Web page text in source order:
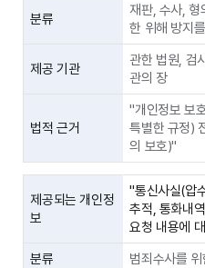
분류
재판, 수사, 형
한 위해 방지
제공 기관
관한 법원, 검
관의 장
법적 근거
"개인정보 보
특별한 규정)
의 보호)"
제공되는 개인정
보
"통신사실(압
추적, 통화내
요청 내용에
분류 범죄수사를